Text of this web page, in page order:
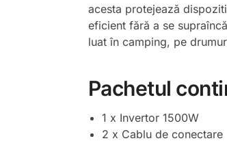
acesta protejează
eficient fără a se
luat în camping, pe
Pachetul
1 x Invertor 1500W
2 x Cablu de conectare